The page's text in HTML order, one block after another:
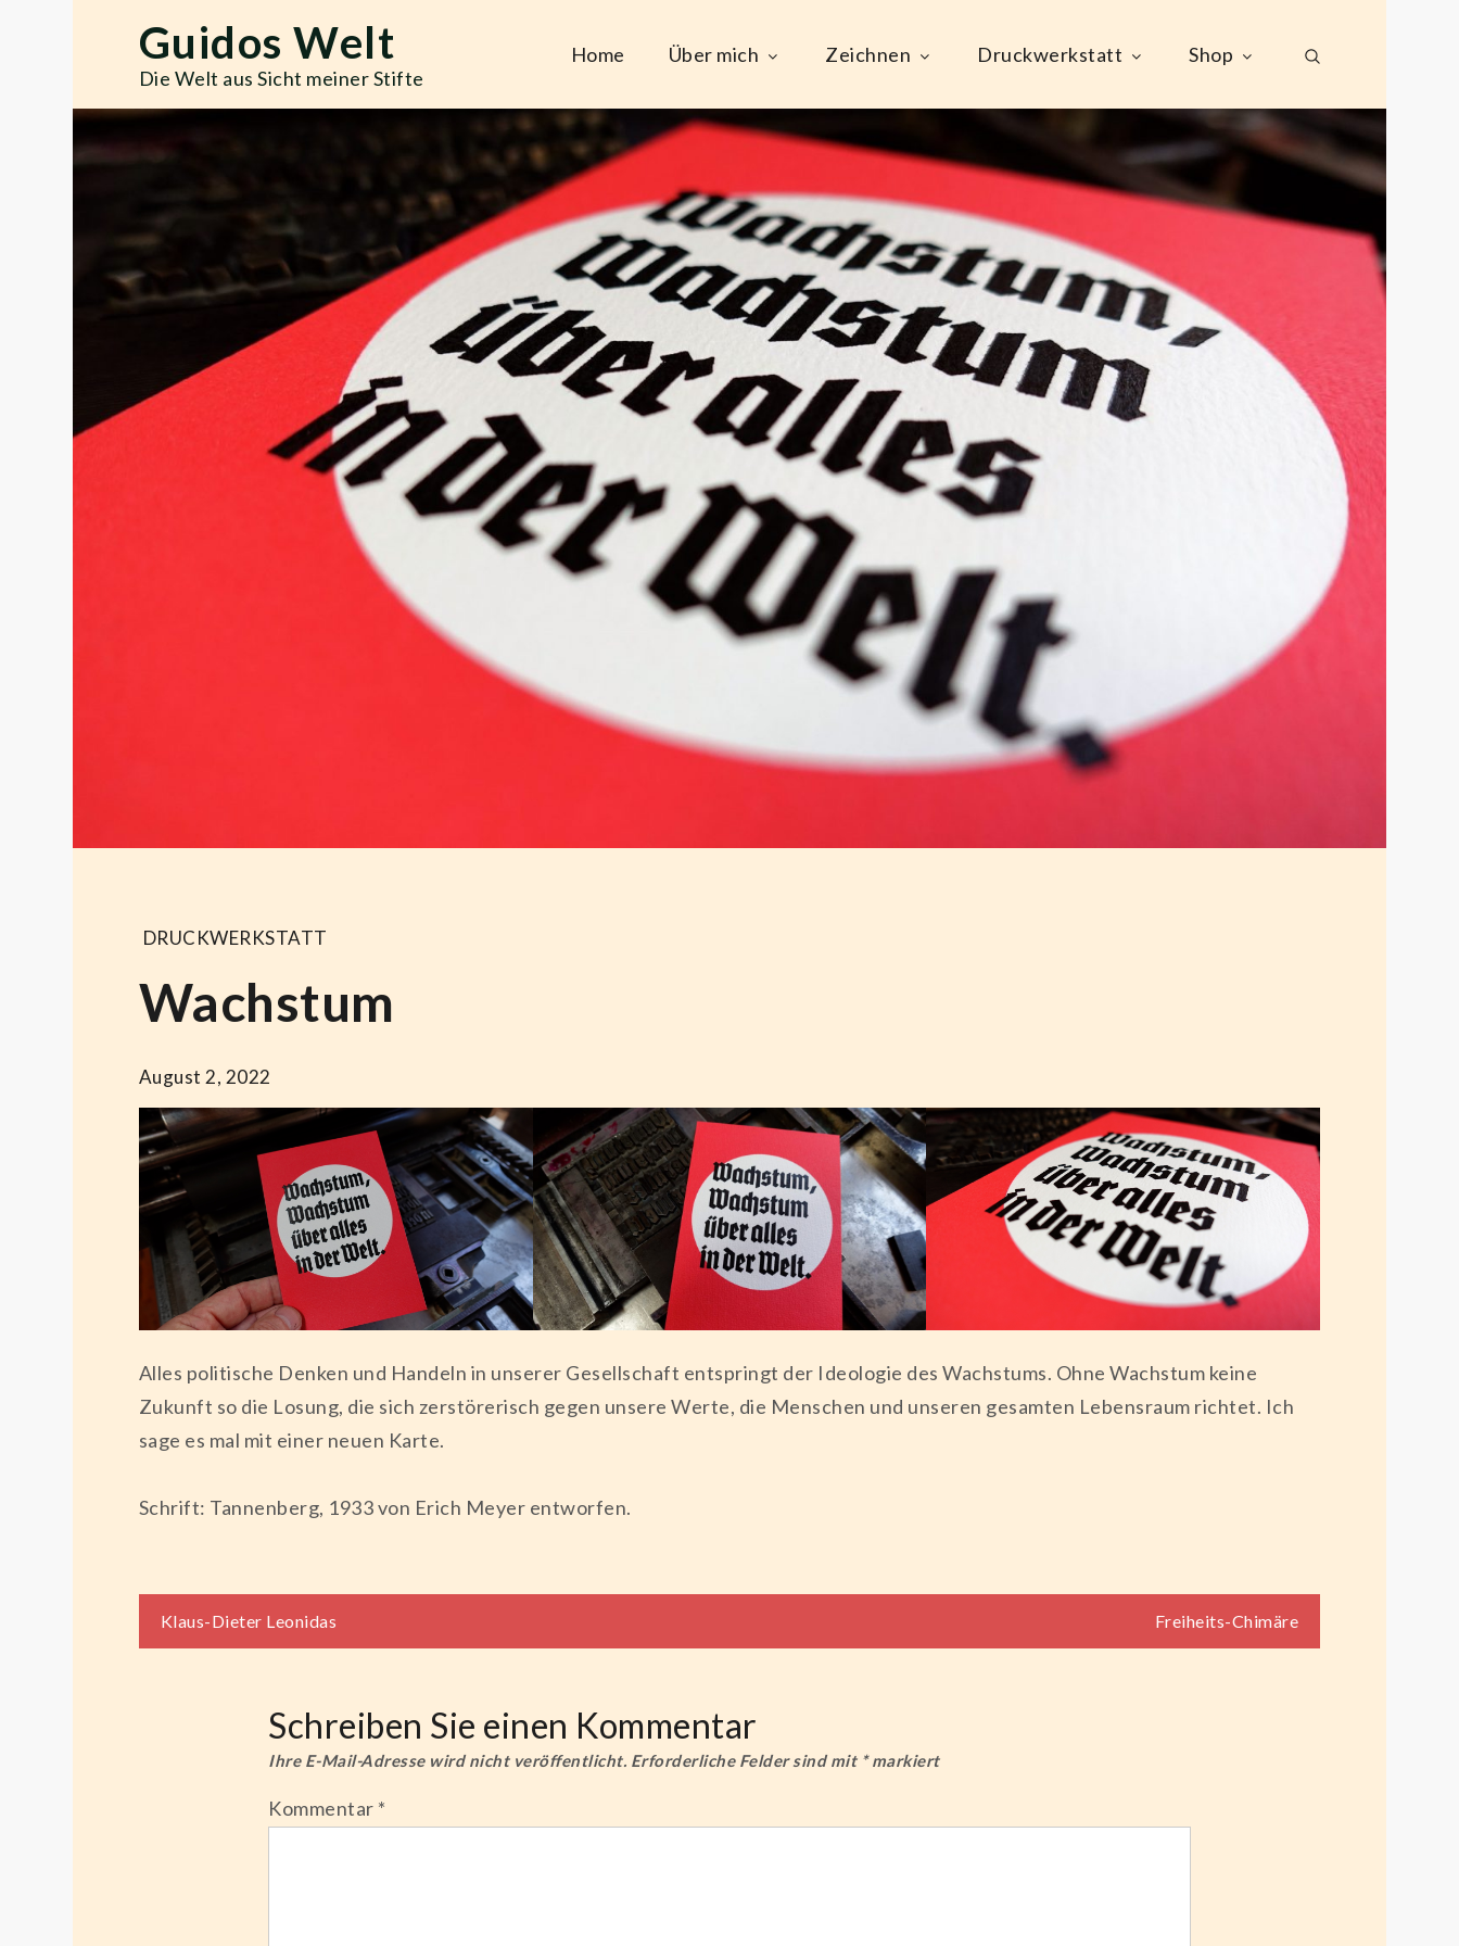
Guidos Welt
Die Welt aus Sicht meiner Stifte
Home Über mich Zeichnen Druckwerkstatt Shop
DRUCKWERKSTATT
Wachstum
August 2, 2022
Alles politische Denken und Handeln in unserer Gesellschaft entspringt der Ideologie des Wachstums. Ohne Wachstum keine
Zukunft so die Losung, die sich zerstörerisch gegen unsere Werte, die Menschen und unseren gesamten Lebensraum richtet. Ich
sage es mal mit einer neuen Karte.
Schrift: Tannenberg, 1933 von Erich Meyer entworfen.
Beitragsnavigation
Klaus-Dieter Leonidas Freiheits-Chimäre
Schreiben Sie einen Kommentar
Ihre E-Mail-Adresse wird nicht veröffentlicht. Erforderliche Felder sind mit *markiert
Kommentar *